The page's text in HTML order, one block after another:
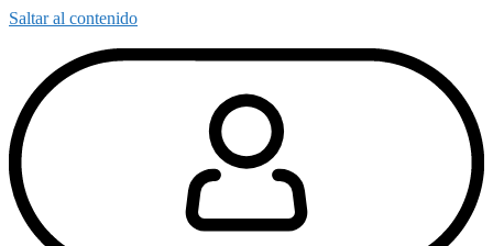
Saltar al contenido